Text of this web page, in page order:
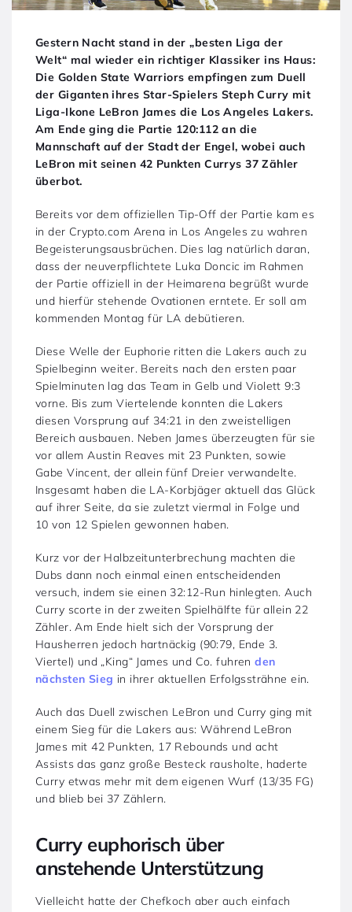
Gestern Nacht stand in der „besten Liga der
Welt“ mal wieder ein richtiger Klassiker ins Haus:
Die Golden State Warriors empfingen zum Duell
der Giganten ihres Star-Spielers Steph Curry mit
Liga-Ikone LeBron James die Los Angeles Lakers.
Am Ende ging die Partie 120:112 an die
Mannschaft auf der Stadt der Engel, wobei auch
LeBron mit seinen 42 Punkten Currys 37 Zähler
überbot.
Bereits vor dem offiziellen Tip-Off der Partie kam es
in der Crypto.com Arena in Los Angeles zu wahren
Begeisterungsausbrüchen. Dies lag natürlich daran,
dass der neuverpflichtete Luka Doncic im Rahmen
der Partie offiziell in der Heimarena begrüßt wurde
und hierfür stehende Ovationen erntete. Er soll am
kommenden Montag für LA debütieren.
Diese Welle der Euphorie ritten die Lakers auch zu
Spielbeginn weiter. Bereits nach den ersten paar
Spielminuten lag das Team in Gelb und Violett 9:3
vorne. Bis zum Viertelende konnten die Lakers
diesen Vorsprung auf 34:21 in den zweistelligen
Bereich ausbauen. Neben James überzeugten für sie
vor allem Austin Reaves mit 23 Punkten, sowie
Gabe Vincent, der allein fünf Dreier verwandelte.
Insgesamt haben die LA-Korbjäger aktuell das Glück
auf ihrer Seite, da sie zuletzt viermal in Folge und
10 von 12 Spielen gewonnen haben.
Kurz vor der Halbzeitunterbrechung machten die
Dubs dann noch einmal einen entscheidenden
versuch, indem sie einen 32:12-Run hinlegten. Auch
Curry scorte in der zweiten Spielhälfte für allein 22
Zähler. Am Ende hielt sich der Vorsprung der
Hausherren jedoch hartnäckig (90:79, Ende 3.
Viertel) und „King“ James und Co. fuhrenden
nächsten Sieg in ihrer aktuellen Erfolgssträhne ein.
Auch das Duell zwischen LeBron und Curry ging mit
einem Sieg für die Lakers aus: Während LeBron
James mit 42 Punkten, 17 Rebounds und acht
Assists das ganz große Besteck rausholte, haderte
Curry etwas mehr mit dem eigenen Wurf (13/35 FG)
und blieb bei 37 Zählern.
Curry euphorisch über
anstehende Unterstützung
Vielleicht hatte der Chefkoch aber auch einfach